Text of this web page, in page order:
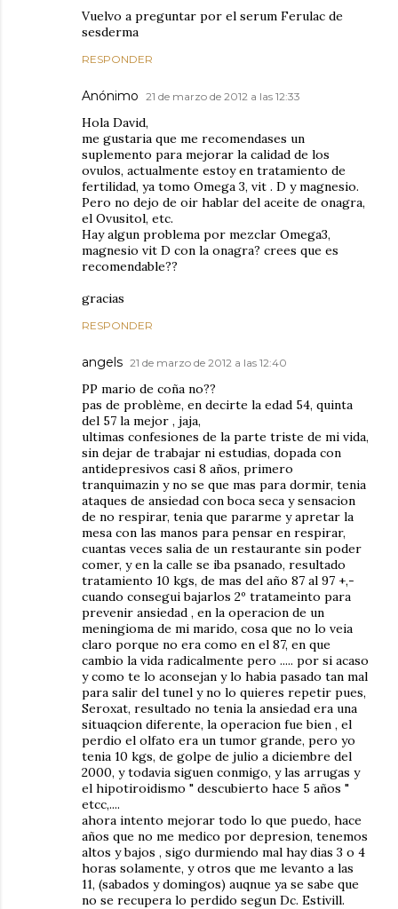
Vuelvo a preguntar por el serum Ferulac de
sesderma
RESPONDER
Anónimo 21 de marzo de 2012 a las 12:33
Hola David,
me gustaria que me recomendases un
suplemento para mejorar la calidad de los
ovulos, actualmente estoy en tratamiento de
fertilidad, ya tomo Omega 3, vit . D y magnesio.
Pero no dejo de oir hablar del aceite de onagra,
el Ovusitol, etc.
Hay algun problema por mezclar Omega3,
magnesio vit D con la onagra? crees que es
recomendable??
gracias
RESPONDER
angels 21 de marzo de 2012 a las 12:40
PP mario de coña no??
pas de problème, en decirte la edad 54, quinta
del 57 la mejor , jaja,
ultimas confesiones de la parte triste de mi vida,
sin dejar de trabajar ni estudias, dopada con
antidepresivos casi 8 años, primero
tranquimazin y no se que mas para dormir, tenia
ataques de ansiedad con boca seca y sensacion
de no respirar, tenia que pararme y apretar la
mesa con las manos para pensar en respirar,
cuantas veces salia de un restaurante sin poder
comer, y en la calle se iba psanado, resultado
tratamiento 10 kgs, de mas del año 87 al 97 +,-
cuando consegui bajarlos 2º tratameinto para
prevenir ansiedad , en la operacion de un
meningioma de mi marido, cosa que no lo veia
claro porque no era como en el 87, en que
cambio la vida radicalmente pero ..... por si acaso
y como te lo aconsejan y lo habia pasado tan mal
para salir del tunel y no lo quieres repetir pues,
Seroxat, resultado no tenia la ansiedad era una
situaqcion diferente, la operacion fue bien , el
perdio el olfato era un tumor grande, pero yo
tenia 10 kgs, de golpe de julio a diciembre del
2000, y todavia siguen conmigo, y las arrugas y
el hipotiroidismo " descubierto hace 5 años "
etcc,....
ahora intento mejorar todo lo que puedo, hace
años que no me medico por depresion, tenemos
altos y bajos , sigo durmiendo mal hay dias 3 o 4
horas solamente, y otros que me levanto a las
11, (sabados y domingos) auqnue ya se sabe que
no se recupera lo perdido segun Dc. Estivill.